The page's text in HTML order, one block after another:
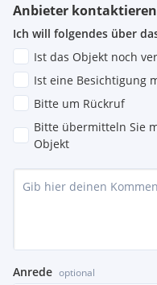
Anbieter kontaktieren
Ich will folgendes über
Ist das Objekt noch
Ist eine Besichtigung
Bitte um Rückruf
Bitte übermitteln Sie
Objekt
Anrede optional